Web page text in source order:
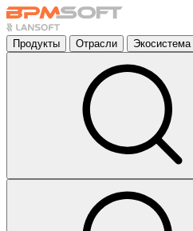
Продукты Отрасли Экосистема